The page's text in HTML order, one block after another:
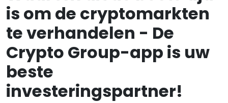
is om de cryptomarkten
te verhandelen - De
Crypto Group-app is uw
beste
investeringspartner!